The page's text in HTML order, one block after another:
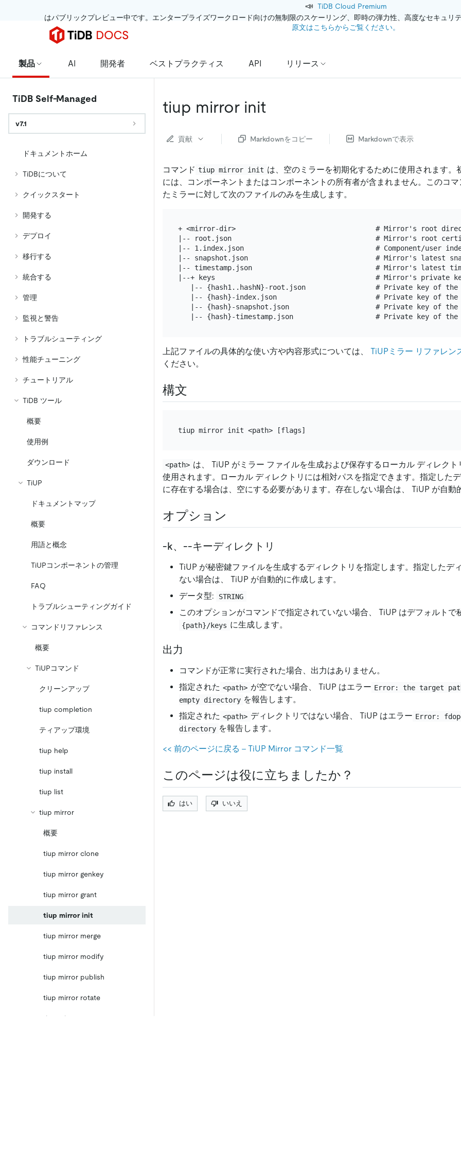
📣 TiDB Cloud Premium
はパブリックプレビュー中です。エンタープライズワークロード向けの無制限のスケーリング、即時の弾力性、高度なセキュリ
原文はこちらからご覧ください。
製品 AI 開発者 ベストプラクティス API リリース
TiDB Self-Managed
v7.1
ドキュメントホーム
TiDBについて
クイックスタート
開発する
デプロイ
移行する
統合する
管理
監視と警告
トラブルシューティング
性能チューニング
チュートリアル
TiDB ツール
概要
使用例
ダウンロード
TiUP
ドキュメントマップ
概要
用語と概念
TiUPコンポーネントの管理
FAQ
トラブルシューティングガイド
コマンドリファレンス
概要
TiUPコマンド
クリーンアップ
tiup completion
ティアップ環境
tiup help
tiup install
tiup list
tiup mirror
概要
tiup mirror clone
tiup mirror genkey
tiup mirror grant
tiup mirror init
tiup mirror merge
tiup mirror modify
tiup mirror publish
tiup mirror rotate
tiup mirror set
tiup mirror init
貢献 Markdownをコピー Markdownで表示
コマンド tiup mirror init は、空のミラーを初期化するために使用されます。
には、コンポーネントまたはコンポーネントの所有者が含まれません。このコ
たミラーに対して次のファイルのみを生成します。
+ <mirror-dir>                                  # Mirror's root
|-- root.json                                   # Mirror's root
|-- 1.index.json                                # Component/user
|-- snapshot.json                               # Mirror's latest
|-- timestamp.json                              # Mirror's latest
|--+ keys                                       # Mirror's private key
|-- {hash1..hashN}-root.json                 # Private key of the
|-- {hash}-index.json                        # Private key of the
|-- {hash}-snapshot.json                     # Private key of the
上記ファイルの具体的な使い方や内容形式については、 TiUPミラー リファレン
ください。
構文
<path> は、 TiUP がミラー ファイルを生成および保存するローカル ディレク
使用されます。ローカル ディレクトリには相対パスを指定できます。指定した
に存在する場合は、空にする必要があります。存在しない場合は、 TiUP が自動
オプション
-k、--キーディレクトリ
TiUP が秘密鍵ファイルを生成するディレクトリを指定します。指定したデ
ない場合は、 TiUP が自動的に作成します。
データ型:
STRING
このオプションがコマンドで指定されていない場合、 TiUP はデフォルトで
{path}/keys に生成します。
出力
コマンドが正常に実行された場合、出力はありません。
指定された <path> が空でない場合、 TiUP はエラー Error: the target
empty directory を報告します。
指定された <path> ディレクトリではない場合、 TiUP はエラー Error:
directory を報告します。
<< 前のページに戻る - TiUP Mirror コマンド一覧
このページは役に立ちましたか？
はい いいえ